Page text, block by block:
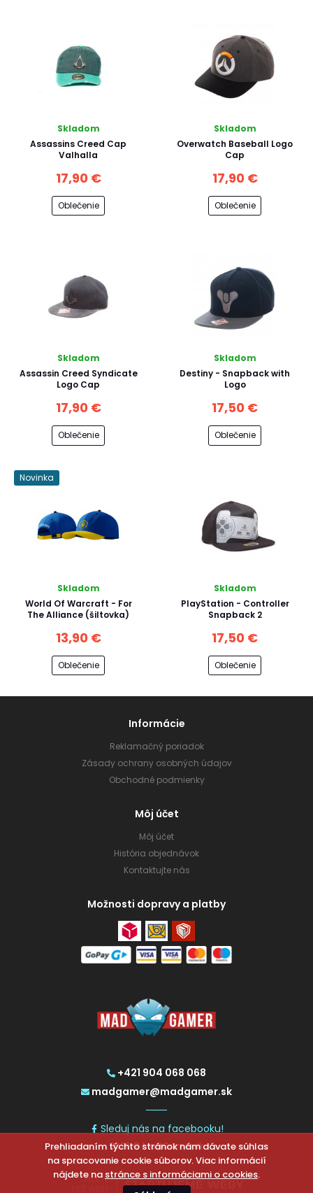
Skladom
Assassins Creed Cap
Valhalla
17,90 €
Oblečenie
Skladom
Overwatch Baseball Logo
Cap
17,90 €
Oblečenie
Skladom
Assassin Creed Syndicate
Logo Cap
17,90 €
Oblečenie
Skladom
Destiny - Snapback with
Logo
17,50 €
Oblečenie
Novinka
Skladom
World Of Warcraft - For
The Alliance (šiltovka)
13,90 €
Oblečenie
Skladom
PlayStation - Controller
Snapback 2
17,50 €
Oblečenie
+421 904 068 068
madgamer@madgamer.sk
Sleduj nás na facebooku!
2026 © MadGamer.sk
Informácie
Reklamačný poriadok
Zásady ochrany osobných údajov
Obchodné podmienky
Môj účet
Môj účet
História objednávok
Kontaktujte nás
Možnosti dopravy a platby
CHCETE
Prehliadaním týchto stránok nám dávate súhlas
na spracovanie cookie súborov. Viac informácií
nájdete na stránce s informáciami o cookies.